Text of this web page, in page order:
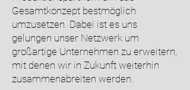
Gesamtkonzept bestmöglich
umzusetzen. Dabei ist es uns
gelungen unser Netzwerk um
großartige Unternehmen zu erweitern,
mit denen wir in Zukunft weiterhin
zusammenabreiten werden.